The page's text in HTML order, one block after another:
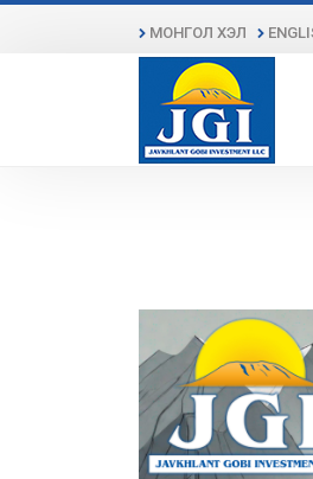
МОНГОЛ ХЭЛ